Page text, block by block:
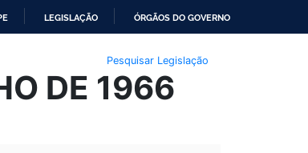
LEGISLAÇÃO ÓRGÃOS DO GOVERNO
Pesquisar Legislação
DE 1966